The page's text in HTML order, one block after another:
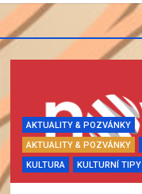
AKTUALITY & POZVÁNKY
AKTUALITY & POZVÁNKY
KULTURA
KULTURNÍ TIPY